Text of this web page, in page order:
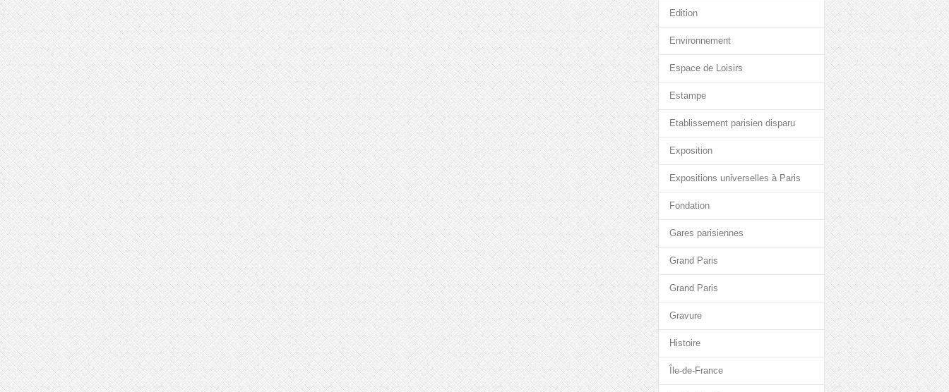
Edition
Environnement
Espace de Loisirs
Estampe
Etablissement parisien disparu
Exposition
Expositions universelles à Paris
Fondation
Gares parisiennes
Grand Paris
Grand Paris
Gravure
Histoire
Île-de-France